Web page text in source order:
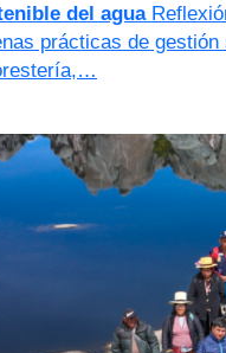
del agua
prácticas de gestión